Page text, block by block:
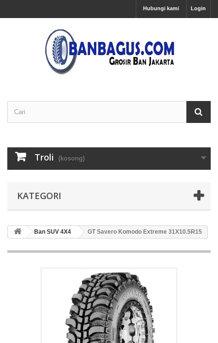
Login
Hubungi kami
Troli (kosong)
KATEGORI
Ban SUV 4X4 GT Savero Komodo Extreme 31X10.5R15